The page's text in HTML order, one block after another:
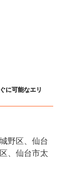
に可能なエリ
野区、仙台
、仙台市太